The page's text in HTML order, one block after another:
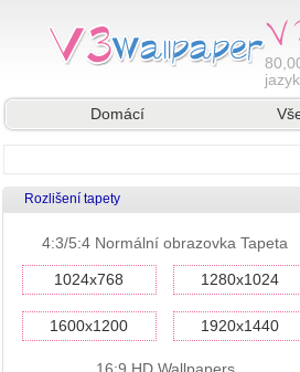
Domácí
Rozlišení tapety
4:3/5:4 Normální obrazovka Tapeta
1024x768 1280x1024
1600x1200 1920x1440